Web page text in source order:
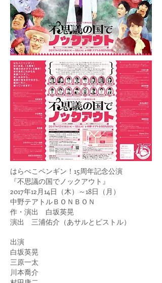
はらぺこペンギン！15周年記念公演
『不思議の国でノックアウト』
2017年12月14日（木）～18日（月）
中野テアトルＢＯＮＢＯＮ
作・演出 白坂英晃
演出 三浦佑介（あサルとピストル）
出演
白坂英晃
三原一太
川本喬介